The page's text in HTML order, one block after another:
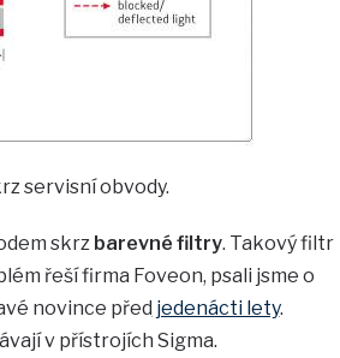
servisní obvody.
skrz barevné filtry. Takový filtr
řeší firma Foveon, psali jsme o
novince před jedenácti lety.
v přístrojích Sigma.